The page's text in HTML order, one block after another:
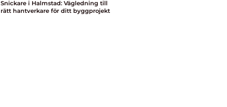
Snickare i Halmstad: Vägledning till
rätt hantverkare för ditt byggprojekt